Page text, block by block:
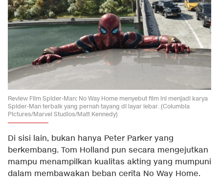
Review Film Spider-Man: No Way Home menyebut film ini menjadi karya
Spider-Man terbaik yang pernah tayang di layar lebar. (Columbia
Pictures/Marvel Studios/Matt Kennedy)
Di sisi lain, bukan hanya Peter Parker yang
berkembang. Tom Holland pun secara mengejutkan
mampu menampilkan kualitas akting yang mumpuni
dalam membawakan beban cerita No Way Home.